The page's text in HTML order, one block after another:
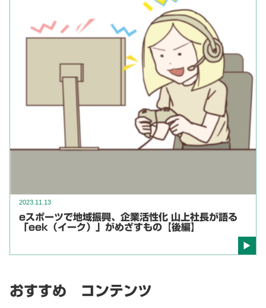
2023.11.13
eスポーツで地域振興、企業活性化 山上社長が語る
「eek（イーク）」がめざすもの【後編】
おすすめ コンテンツ